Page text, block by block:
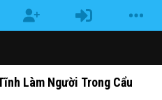
Làm Người Trong Cẩu